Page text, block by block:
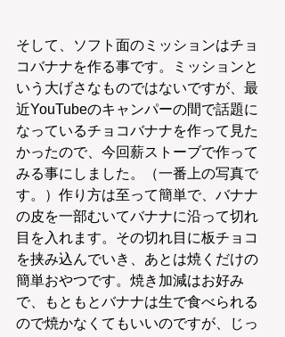
そして、ソフト面のミッションはチョ
コバナナを作る事です。ミッションと
いう大げさなものではないですが、最
近YouTubeのキャンパーの間で話題に
なっているチョコバナナを作って見た
かったので、今回薪ストーブで作って
みる事にしました。（一番上の写真で
す。）作り方は至って簡単で、バナナ
の皮を一部むいてバナナに沿って切れ
目を入れます。その切れ目に板チョコ
を挟み込んでいき、あとは焼くだけの
簡単おやつです。焼き加減はお好み
で、もともとバナナは生で食べられる
ので焼かなくてもいいのですが、じっ